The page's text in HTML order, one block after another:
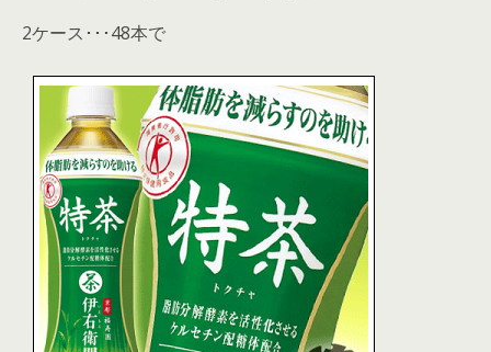
2ケース･･･48本で